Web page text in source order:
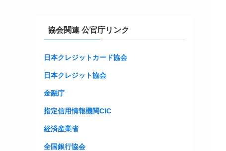
協会関連 公官庁リンク
日本クレジットカード協会
日本クレジット協会
金融庁
指定信用情報機関CIC
経済産業省
全国銀行協会